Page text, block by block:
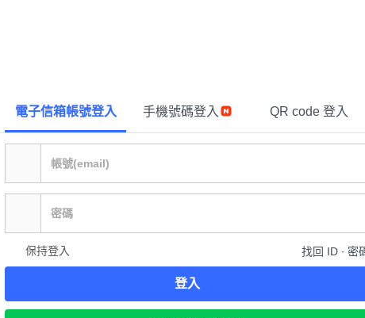
電子信箱帳號登入 手機號碼登入 QR code 登入
保持登入 找回 ID ∙ 密
登入